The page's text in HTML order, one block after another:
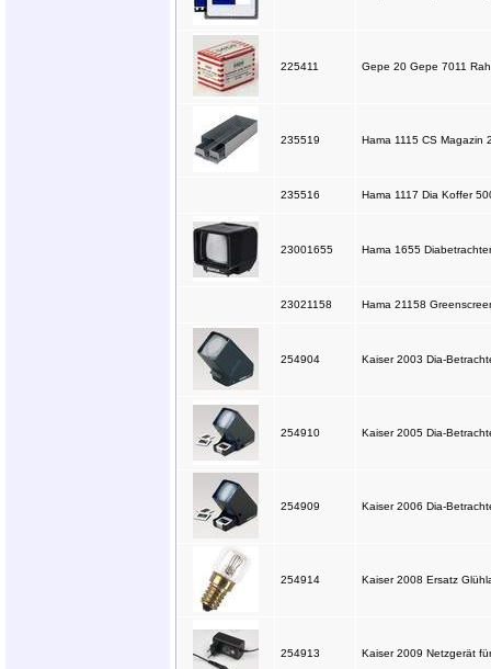
225411 Gepe 20 Gepe 7011
235519 Hama 1115 CS Magazin
235516 Hama 1117 Dia Koffer
23001655 Hama 1655
23021158 Hama 21158
254904 Kaiser 2003 Dia-
254910 Kaiser 2005 Dia-
254909 Kaiser 2006 Dia-
254914 Kaiser 2008 Ersatz
254913 Kaiser 2009 Netzgerät